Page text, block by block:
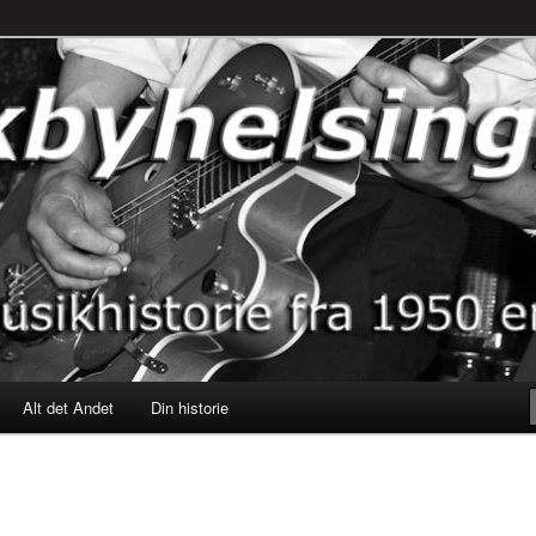
til nu!
Alt det Andet Din historie